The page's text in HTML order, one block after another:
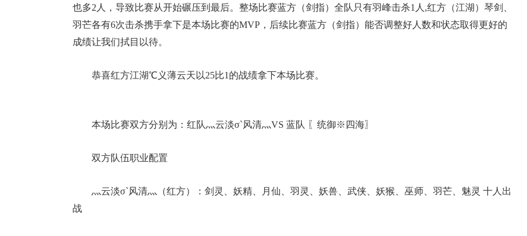
也多2人，导致比赛从开始碾压到最后。整场比赛蓝方（剑指）全队只有羽峰击杀1人,红方（江湖）琴剑、
羽芒各有6次击杀携手拿下是本场比赛的MVP，后续比赛蓝方（剑指）能否调整好人数和状态取得更好的
成绩让我们拭目以待。
恭喜红方江湖℃义薄云天以25比1的战绩拿下本场比赛。
本场比赛双方分别为：红队灬云淡σ`风清灬VS 蓝队 〖统御※四海〗
双方队伍职业配置
灬云淡σ`风清灬（红方）：剑灵、妖精、月仙、羽灵、妖兽、武侠、妖猴、巫师、羽芒、魅灵 十人出
战
17周年庆典 争霸赛大区火
爆开启
一看吓一跳：雷死人不偿命
的囧图集（1170）